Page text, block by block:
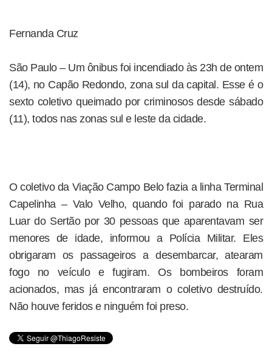
Fernanda Cruz
São Paulo – Um ônibus foi incendiado às 23h de ontem
(14), no Capão Redondo, zona sul da capital. Esse é o
sexto coletivo queimado por criminosos desde sábado
(11), todos nas zonas sul e leste da cidade.
O coletivo da Viação Campo Belo fazia a linha Terminal
Capelinha – Valo Velho, quando foi parado na Rua
Luar do Sertão por 30 pessoas que aparentavam ser
menores de idade, informou a Polícia Militar. Eles
obrigaram os passageiros a desembarcar, atearam
fogo no veículo e fugiram. Os bombeiros foram
acionados, mas já encontraram o coletivo destruído.
Não houve feridos e ninguém foi preso.